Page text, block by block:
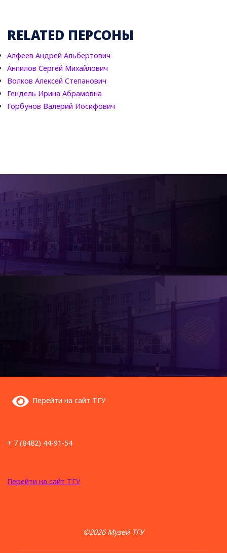
RELATED ПЕРСОНЫ
Алфеев Андрей Альбертович
Анпилов Сергей Михайлович
Волков Алексей Степанович
Гендель Ирина Абрамовна
Горбунов Валерий Иосифович
Перейти на сайт ТГУ
+ 7 (8482) 44-91-54
Перейти на сайт ТГУ
©2026 Музей ТГУ